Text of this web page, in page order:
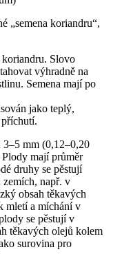
„semena koriandru“,
koriandru. Slovo
výhradně na
Semena mají po
jako teplý,
3–5 mm (0,12–0,20
mají průměr
druhy se pěstují
např. v
obsah těkavých
mletí a míchání v
se pěstují v
těkavých olejů kolem
surovina pro